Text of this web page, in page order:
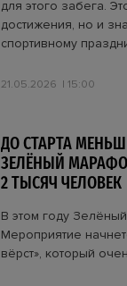
для этого забега.
достижения, но и
спортивному
21.05.2026 15:00
ДО СТАРТА
ЗЕЛЁНЫЙ
2 ТЫСЯЧ ЧЕЛОВЕК
В этом году
Мероприятие
вёрст», который